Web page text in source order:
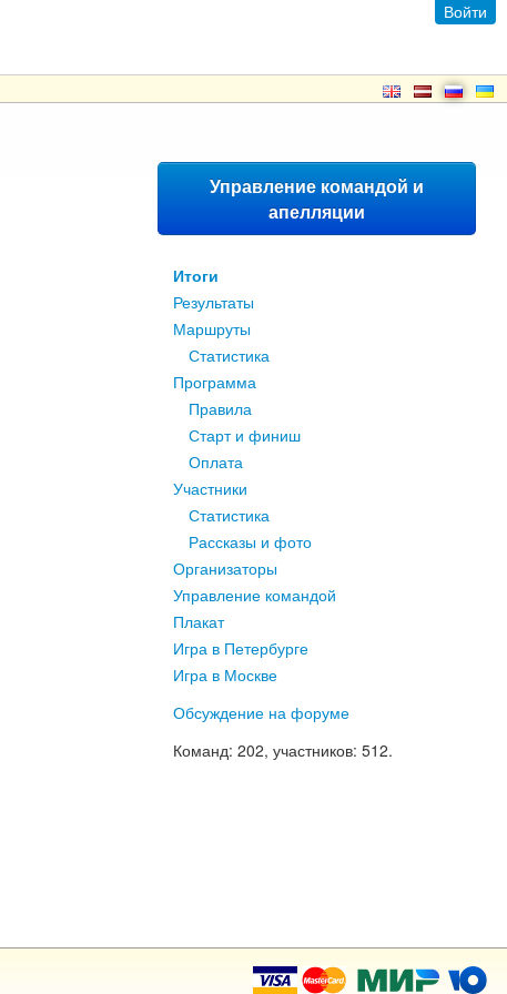
Войти
Управление командой и
апелляции
Итоги
Результаты
Маршруты
Статистика
Программа
Правила
Старт и финиш
Оплата
Участники
Статистика
Рассказы и фото
Организаторы
Управление командой
Плакат
Игра в Петербурге
Игра в Москве
Обсуждение на форуме
Команд: 202, участников: 512.